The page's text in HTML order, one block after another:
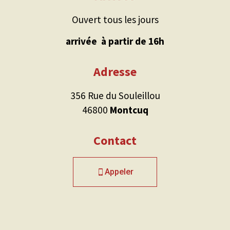
Ouvert tous les jours
arrivée à partir de 16h
Adresse
356 Rue du Souleillou
46800 Montcuq
Contact
Appeler